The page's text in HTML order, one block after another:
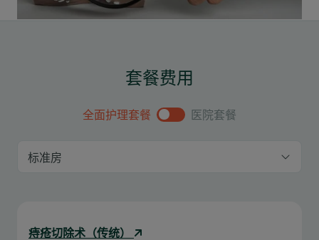
套餐费用
全面护理套餐 医院套餐
痔疮切除术（传统）